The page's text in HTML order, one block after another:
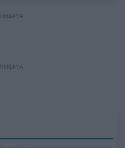
REKLAMA
REKLAMA